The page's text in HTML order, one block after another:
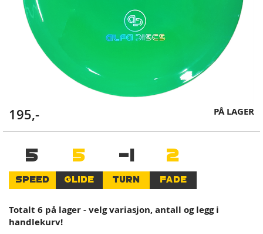
Skip
to
the
beginning
the
images
195,- PÅ LAGER
5
SPEED
5
GLIDE
-1
TURN
2
FADE
Totalt 6 på lager - velg variasjon, antall og legg i
handlekurv!